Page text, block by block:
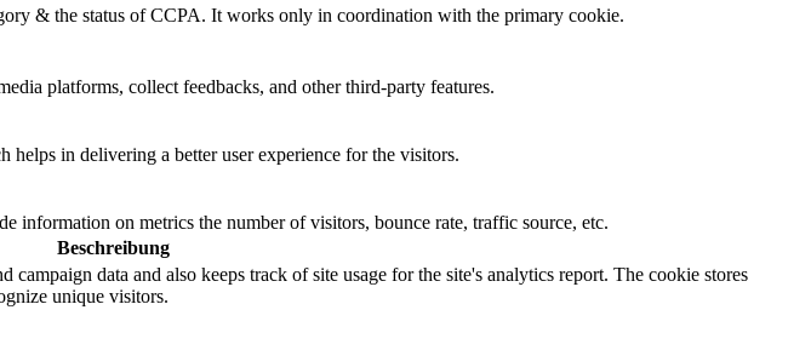
& the status of CCPA. It works only in coordination with the primary cookie.
platforms, collect feedbacks, and other third-party features.
helps in delivering a better user experience for the visitors.
information on metrics the number of visitors, bounce rate, traffic source, etc.
Beschreibung
data and also keeps track of site usage for the site's analytics report. The cookie stores
unique visitors.